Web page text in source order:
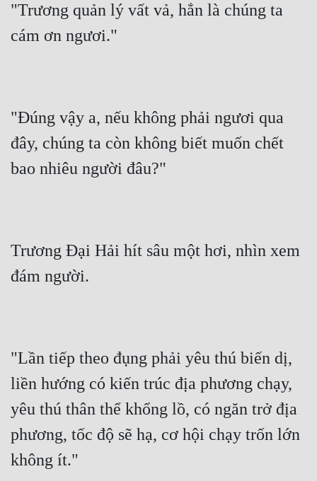
"Trương quản lý vất vả, hẳn là chúng ta
cám ơn ngươi."
"Đúng vậy a, nếu không phải ngươi qua
đây, chúng ta còn không biết muốn chết
bao nhiêu người đâu?"
Trương Đại Hải hít sâu một hơi, nhìn xem
đám người.
"Lần tiếp theo đụng phải yêu thú biến dị,
liền hướng có kiến trúc địa phương chạy,
yêu thú thân thể khổng lồ, có ngăn trở địa
phương, tốc độ sẽ hạ, cơ hội chạy trốn lớn
không ít."